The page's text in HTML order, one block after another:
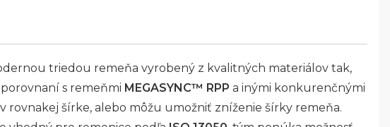
triedou remeňa vyrobený z kvalitných materiálov tak,
s remeňmi MEGASYNC™ RPP a inými konkurenčnými
rovnakej šírke, alebo môžu umožniť zníženie šírky remeňa.